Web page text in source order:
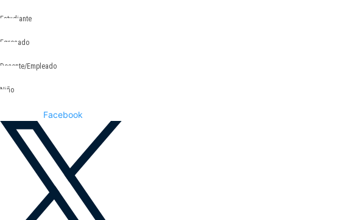
Estudiante
Egresado
Docente/Empleado
Niño
Facebook